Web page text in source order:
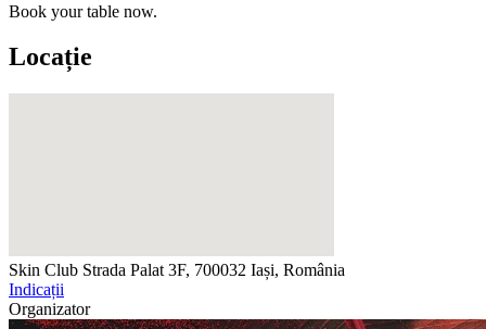
Book your table now.
Locație
Skin Club Strada Palat 3F, 700032 Iași, România
Indicații
Organizator